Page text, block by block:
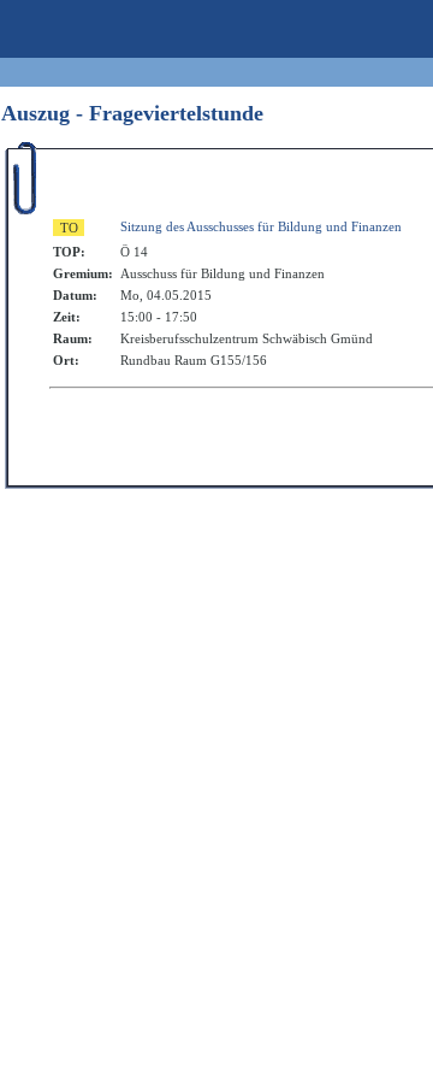
Auszug - Frageviertelstunde
Sitzung des Ausschusses für Bildung und Finanzen
TOP:
Ö 14
Gremium:
Ausschuss für Bildung und Finanzen
Datum:
Mo, 04.05.2015
Zeit:
15:00 - 17:50
Raum:
Kreisberufsschulzentrum Schwäbisch Gmünd
Ort:
Rundbau Raum G155/156